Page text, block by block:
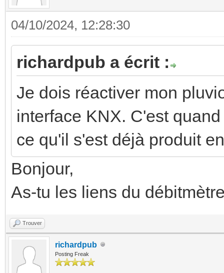
04/10/2024, 12:28:30
richardpub a écrit :
Je dois réactiver mon
interface KNX. C'est
ce qu'il s'est déjà produit
Bonjour,
As-tu les liens du
Trouver
richardpub
Posting Freak